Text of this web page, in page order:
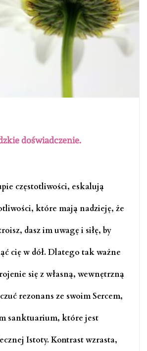
doświadczenie.
częstotliwości, eskalują
które mają nadzieję, że
dasz im uwagę i siłę, by
cię w dół. Dlatego tak ważne
się z własną, wewnętrzną
rezonans ze swoim Sercem,
sanktuarium, które jest
Istoty. Kontrast wzrasta,